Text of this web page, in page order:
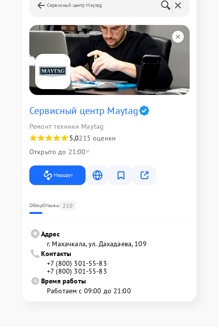
Сервисный центр Maytag
Сервисный центр Maytag
Ремонт техники Maytag
5,0215 оценки
Открыто до 21:00
Маршрут
ОбзорОтзывы 210
Адрес
г. Махачкала, ул. Дахадаева, 109
Контакты
+7 (800) 301-55-83
+7 (800) 301-55-83
Время работы
Работаем с 09:00 до 21:00